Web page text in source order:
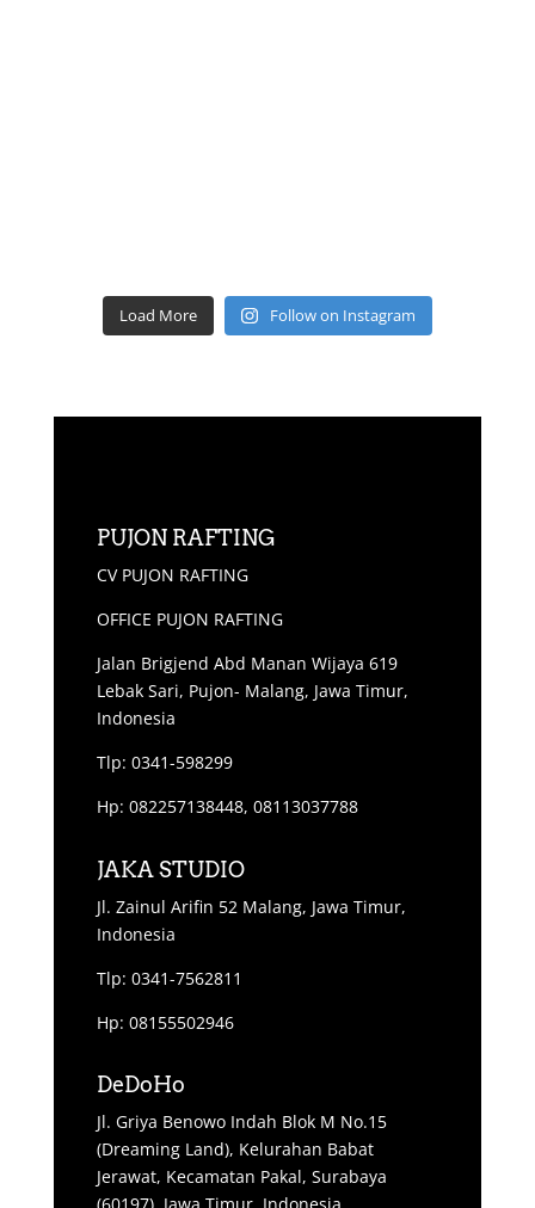
Load More Follow on Instagram
PUJON RAFTING
CV PUJON RAFTING
OFFICE PUJON RAFTING
Jalan Brigjend Abd Manan Wijaya 619
Lebak Sari, Pujon- Malang, Jawa Timur,
Indonesia
Tlp: 0341-598299
Hp: 082257138448, 08113037788
JAKA STUDIO
Jl. Zainul Arifin 52 Malang, Jawa Timur,
Indonesia
Tlp: 0341-7562811
Hp: 08155502946
DeDoHo
Jl. Griya Benowo Indah Blok M No.15
(Dreaming Land), Kelurahan Babat
Jerawat, Kecamatan Pakal, Surabaya